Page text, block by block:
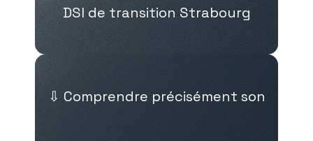
DSI de transition Strabourg
⇩ Comprendre précisément son